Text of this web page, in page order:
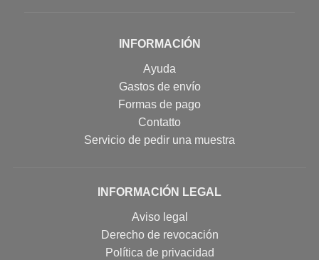
INFORMACIÓN
Ayuda
Gastos de envío
Formas de pago
Contatto
Servicio de pedir una muestra
INFORMACIÓN LEGAL
Aviso legal
Derecho de revocación
Política de privacidad